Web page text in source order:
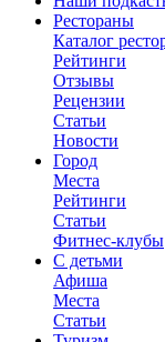
Рестораны
Каталог
Рейтинги
Отзывы
Рецензии
Статьи
Новости
Город
Места
Рейтинги
Статьи
Фитнес-клубы
С детьми
Афиша
Места
Статьи